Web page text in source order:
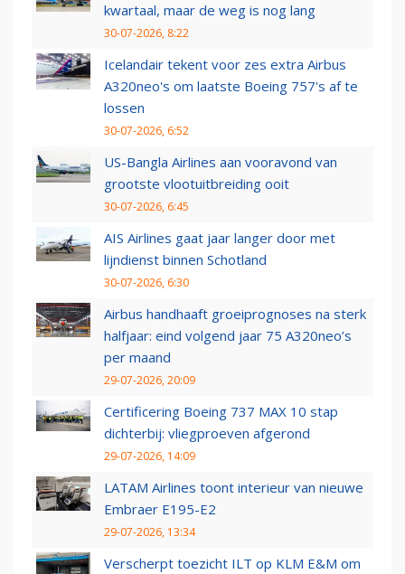
kwartaal, maar de weg is nog lang
30-07-2026, 8:22
Icelandair tekent voor zes extra Airbus
A320neo's om laatste Boeing 757's af te
lossen
30-07-2026, 6:52
US-Bangla Airlines aan vooravond van
grootste vlootuitbreiding ooit
30-07-2026, 6:45
AIS Airlines gaat jaar langer door met
lijndienst binnen Schotland
30-07-2026, 6:30
Airbus handhaaft groeiprognoses na sterk
halfjaar: eind volgend jaar 75 A320neo’s
per maand
29-07-2026, 20:09
Certificering Boeing 737 MAX 10 stap
dichterbij: vliegproeven afgerond
29-07-2026, 14:09
LATAM Airlines toont interieur van nieuwe
Embraer E195-E2
29-07-2026, 13:34
Verscherpt toezicht ILT op KLM E&M om